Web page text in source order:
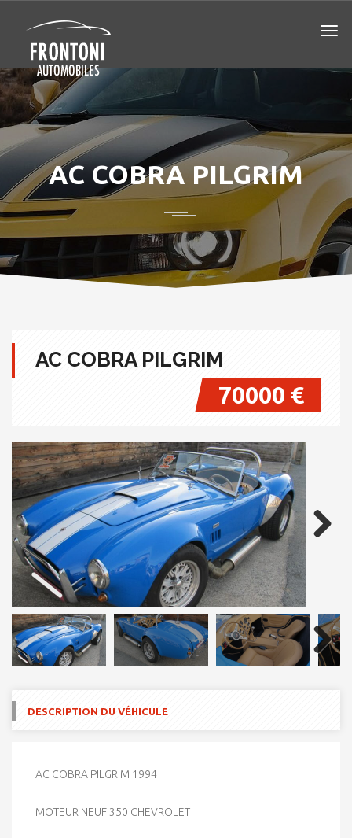
AC COBRA PILGRIM
AC COBRA PILGRIM
70000 €
Next
DESCRIPTION DU VÉHICULE
AC COBRA PILGRIM 1994
MOTEUR NEUF 350 CHEVROLET